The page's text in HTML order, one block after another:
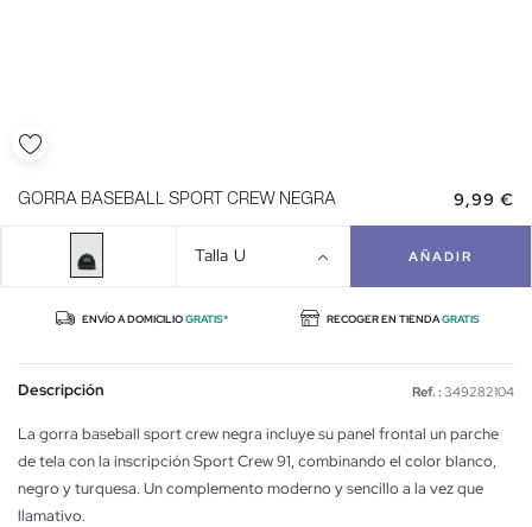
GORRA BASEBALL SPORT CREW NEGRA 9,99 €
Talla U AÑADIR
ENVÍO A DOMICILIOGRATIS* RECOGER EN TIENDAGRATIS
Descripción Ref. : 349282104
La gorra baseball sport crew negra incluye su panel frontal un parche
de tela con la inscripción Sport Crew 91, combinando el color blanco,
negro y turquesa. Un complemento moderno y sencillo a la vez que
llamativo.